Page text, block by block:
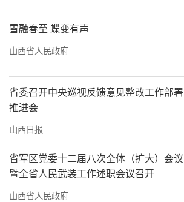
雪融春至 蝶变有声
山西省人民政府
省委召开中央巡视反馈意见整改工作部署
推进会
山西日报
省军区党委十二届八次全体（扩大）会议
暨全省人民武装工作述职会议召开
山西省人民政府